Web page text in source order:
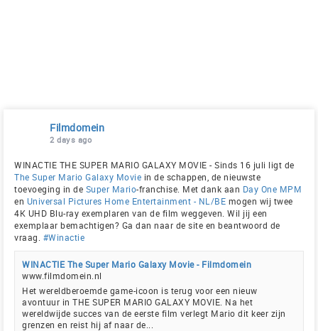
Filmdomein
2 days ago
WINACTIE THE SUPER MARIO GALAXY MOVIE - Sinds 16 juli ligt de
The Super Mario Galaxy Movie in de schappen, de nieuwste
toevoeging in de Super Mario-franchise. Met dank aan Day One MPM
en Universal Pictures Home Entertainment - NL/BE mogen wij twee
4K UHD Blu-ray exemplaren van de film weggeven. Wil jij een
exemplaar bemachtigen? Ga dan naar de site en beantwoord de
vraag. #Winactie
WINACTIE The Super Mario Galaxy Movie - Filmdomein
www.filmdomein.nl
Het wereldberoemde game-icoon is terug voor een nieuw
avontuur in THE SUPER MARIO GALAXY MOVIE. Na het
wereldwijde succes van de eerste film verlegt Mario dit keer zijn
grenzen en reist hij af naar de...